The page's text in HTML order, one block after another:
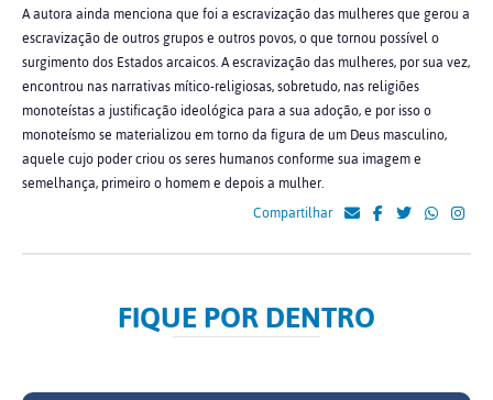
A autora ainda menciona que foi a escravização das mulheres que gerou a
escravização de outros grupos e outros povos, o que tornou possível o
surgimento dos Estados arcaicos. A escravização das mulheres, por sua vez,
encontrou nas narrativas mítico-religiosas, sobretudo, nas religiões
monoteístas a justificação ideológica para a sua adoção, e por isso o
monoteísmo se materializou em torno da figura de um Deus masculino,
aquele cujo poder criou os seres humanos conforme sua imagem e
semelhança, primeiro o homem e depois a mulher.
Compartilhar
FIQUE POR DENTRO